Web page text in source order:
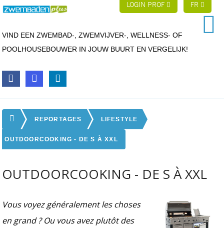
LOGIN PROF FR
VIND EEN ZWEMBAD-, ZWEMVIJVER-, WELLNESS- OF
POOLHOUSEBOUWER IN JOUW BUURT EN VERGELIJK!
REPORTAGES LIFESTYLE
OUTDOORCOOKING - DE S À XXL
OUTDOORCOOKING - DE S À XXL
Vous voyez généralement les choses
en grand ? Ou vous avez plutôt des